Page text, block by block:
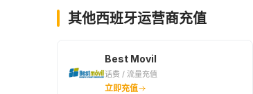
其他西班牙运营商充值
Best Movil
话费 / 流量充值
立即充值